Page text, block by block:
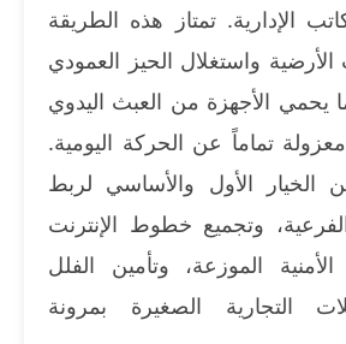
الإدارية. تمتاز هذه الطريقة
الأرضية واستغلال الحيز العمودي
يحمي الأجهزة من العبث اليدوي
تماماً عن الحركة اليومية.
الخيار الأول والأساسي لربط
وتجميع خطوط الإنترنت
الموزعة، وتأمين الفلل
التجارية الصغيرة بمرونة